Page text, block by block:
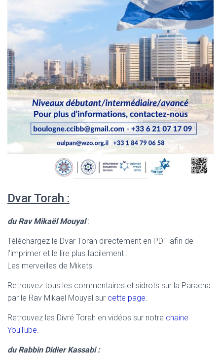
Dvar Torah :
du Rav Mikaël Mouyal:
Téléchargez le Dvar Torah directement en PDF afin de
l’imprimer et le lire plus facilement :
Les merveilles de Mikets.
Retrouvez tous les commentaires et sidrots sur la Paracha
par le Rav Mikaël Mouyal sur cette page
Retrouvez les Divré Torah en vidéos sur notre chaine
YouTube
du Rabbin Didier Kassabi :